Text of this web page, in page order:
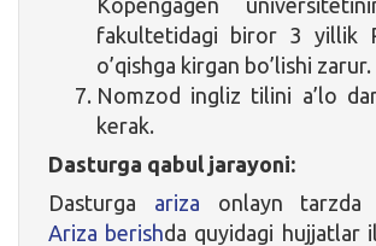
fakultetidagi biror 3 yillik
o’qishga kirgan bo’lishi zarur.
Nomzod ingliz tilini a’lo
kerak.
Dasturga qabul jarayoni:
Dasturga ariza onlayn tarzda
Ariza berishda quyidagi hujjatlar